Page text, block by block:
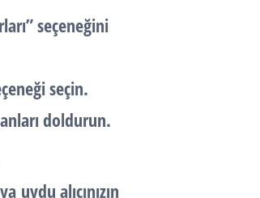
” seçeneğini
seçin.
doldurun.
uydu alıcınızın